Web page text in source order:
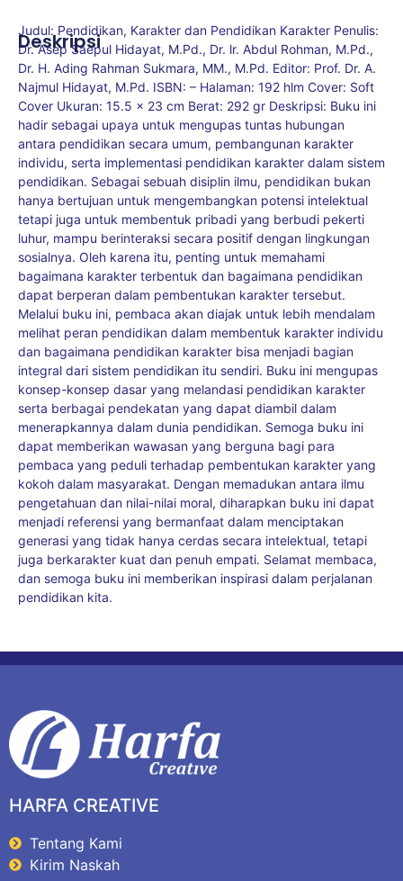
Deskripsi
Judul: Pendidikan, Karakter dan Pendidikan Karakter Penulis:
Dr. Asep Saepul Hidayat, M.Pd., Dr. lr. Abdul Rohman, M.Pd.,
Dr. H. Ading Rahman Sukmara, MM., M.Pd. Editor: Prof. Dr. A.
Najmul Hidayat, M.Pd. ISBN: – Halaman: 192 hlm Cover: Soft
Cover Ukuran: 15.5 x 23 cm Berat: 292 gr Deskripsi: Buku ini
hadir sebagai upaya untuk mengupas tuntas hubungan
antara pendidikan secara umum, pembangunan karakter
individu, serta implementasi pendidikan karakter dalam sistem
pendidikan. Sebagai sebuah disiplin ilmu, pendidikan bukan
hanya bertujuan untuk mengembangkan potensi intelektual
tetapi juga untuk membentuk pribadi yang berbudi pekerti
luhur, mampu berinteraksi secara positif dengan lingkungan
sosialnya. Oleh karena itu, penting untuk memahami
bagaimana karakter terbentuk dan bagaimana pendidikan
dapat berperan dalam pembentukan karakter tersebut.
Melalui buku ini, pembaca akan diajak untuk lebih mendalam
melihat peran pendidikan dalam membentuk karakter individu
dan bagaimana pendidikan karakter bisa menjadi bagian
integral dari sistem pendidikan itu sendiri. Buku ini mengupas
konsep-konsep dasar yang melandasi pendidikan karakter
serta berbagai pendekatan yang dapat diambil dalam
menerapkannya dalam dunia pendidikan. Semoga buku ini
dapat memberikan wawasan yang berguna bagi para
pembaca yang peduli terhadap pembentukan karakter yang
kokoh dalam masyarakat. Dengan memadukan antara ilmu
pengetahuan dan nilai-nilai moral, diharapkan buku ini dapat
menjadi referensi yang bermanfaat dalam menciptakan
generasi yang tidak hanya cerdas secara intelektual, tetapi
juga berkarakter kuat dan penuh empati. Selamat membaca,
dan semoga buku ini memberikan inspirasi dalam perjalanan
pendidikan kita.
HARFA CREATIVE
Tentang Kami
Kirim Naskah